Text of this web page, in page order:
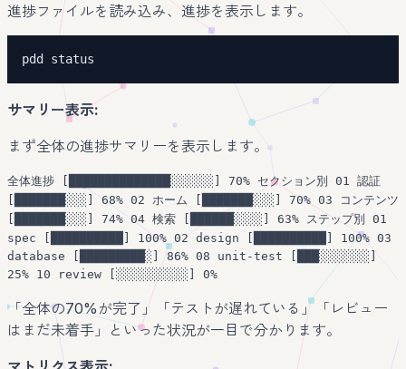
進捗ファイルを読み込み、進捗を表示します。
pdd status
サマリー表示:
まず全体の進捗サマリーを表示します。
全体進捗 [██████████████░░░░░░] 70% セクション別 01 認証
[███████░░░] 68% 02 ホーム [███████░░░] 70% 03 コンテンツ
[███████░░░] 74% 04 検索 [██████░░░░] 63% ステップ別 01
spec [██████████] 100% 02 design [██████████] 100% 03
database [█████████░] 86% 08 unit-test [███░░░░░░░]
25% 10 review [░░░░░░░░░░] 0%
「全体の70%が完了」「テストが遅れている」「レビュー
はまだ未着手」といった状況が一目で分かります。